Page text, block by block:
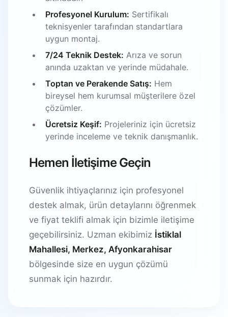
Profesyonel Kurulum: Sertifikalı
teknisyenler tarafından standartlara
uygun montaj.
7/24 Teknik Destek: Arıza ve sorun
anında uzaktan ve yerinde müdahale.
Toptan ve Perakende Satış: Hem
bireysel hem kurumsal müşterilere özel
çözümler.
Ücretsiz Keşif: Projeleriniz için ücretsiz
yerinde inceleme ve teknik danışmanlık.
Hemen İletişime Geçin
Güvenlik ihtiyaçlarınız için profesyonel
destek almak, ürün detaylarını öğrenmek
ve fiyat teklifi almak için bizimle iletişime
geçebilirsiniz. Uzman ekibimiz İstiklal
Mahallesi, Merkez, Afyonkarahisar
bölgesinde size en uygun çözümü
sunmak için hazırdır.